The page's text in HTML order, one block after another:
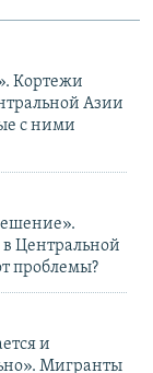
Кортежи
Азии
с ними
Центральной
проблемы?
и
Мигранты